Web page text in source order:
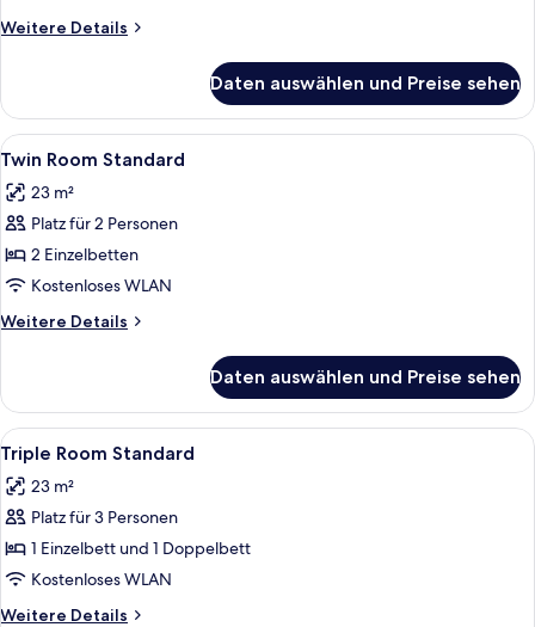
Weitere Details
Weitere
Standard
Daten auswählen und Preise sehen
Alle
Fotos
für
Twin
Room
Standard
anzeigen
Allergikerbettwaren, Minibar,
5
Twin Room Standard
23 m²
Platz für 2 Personen
2 Einzelbetten
Kostenloses WLAN
Weitere Details
Weitere
Room
Standard
Daten auswählen und Preise sehen
Alle
Fotos
für
Triple
Room
Standard
anzeigen
Allergikerbettwaren, Minibar,
4
Triple Room Standard
23 m²
Platz für 3 Personen
1 Einzelbett und 1 Doppelbett
Kostenloses WLAN
Weitere Details
Weitere